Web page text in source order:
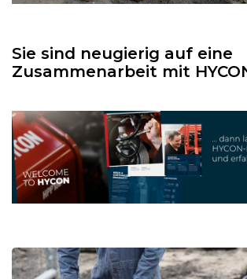
Sie sind neugierig auf eine
Zusammenarbeit mit